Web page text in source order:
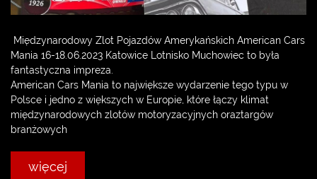
Międzynarodowy Zlot Pojazdów Amerykańskich American Cars
Mania 16-18.06.2023 Katowice Lotnisko Muchowiec to była
fantastyczna impreza.
American Cars Mania to największe wydarzenie tego typu w
Polsce i jedno z większych w Europie, które łączy klimat
międzynarodowych zlotów motoryzacyjnych oraztargów
branżowych
więcej